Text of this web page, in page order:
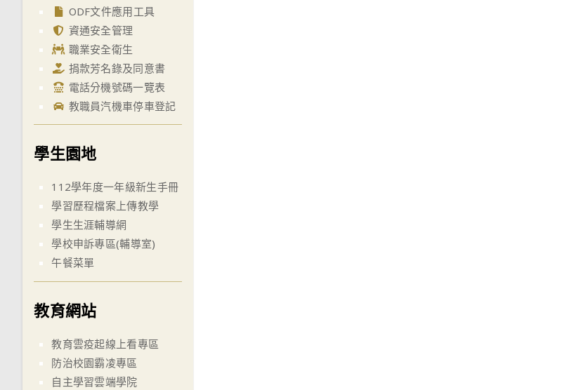
ODF文件應用工具
資通安全管理
職業安全衛生
捐款芳名錄及同意書
電話分機號碼一覽表
教職員汽機車停車登記
學生園地
112學年度一年級新生手冊
學習歷程檔案上傳教學
學生生涯輔導網
學校申訴專區(輔導室)
午餐菜單
教育網站
教育雲疫起線上看專區
防治校園霸凌專區
自主學習雲端學院